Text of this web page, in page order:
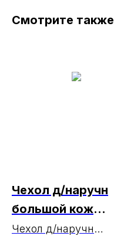
Смотрите также
Чехол д/наручн
большой кож
коричневый 4/1
Чехол д/наручн